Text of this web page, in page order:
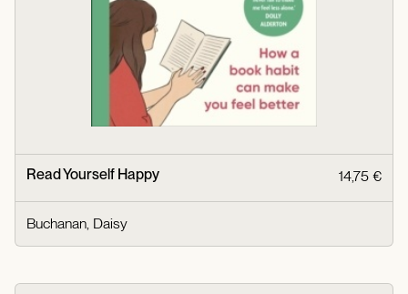
Read Yourself Happy 14,75 €
Buchanan, Daisy